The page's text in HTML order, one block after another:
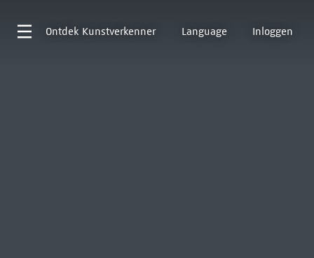
Ontdek Kunstverkenner Language Inloggen